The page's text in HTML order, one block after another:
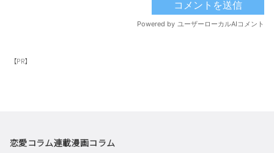
【PR】
恋愛コラム連載漫画コラム